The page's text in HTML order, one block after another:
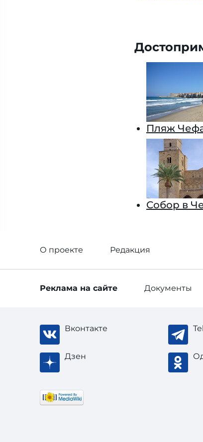
Пляж
Собор в
О проекте Редакция
Реклама на сайте Документы
Вконтакте
Дзен